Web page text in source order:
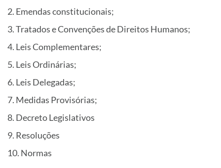
Emendas constitucionais;
Tratados e Convenções de Direitos Humanos;
Leis Complementares;
Leis Ordinárias;
Leis Delegadas;
Medidas Provisórias;
Decreto Legislativos
Resoluções
Normas